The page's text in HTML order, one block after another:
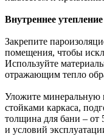
Внутреннее утепление
Закрепите
помещения, чтобы
Используйте
отражающим тепло
Уложите минеральную
стойками каркаса,
толщина для бани – от
и условий